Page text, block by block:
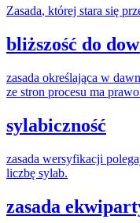
Zasada, której stara się
bliższość do
zasada określająca w
ze stron procesu ma
sylabiczność
zasada wersyfikacji
liczbę sylab.
zasada